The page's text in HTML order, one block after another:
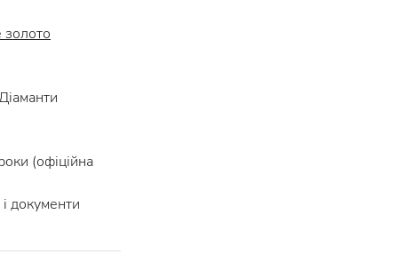
золото
(офіційна
документи